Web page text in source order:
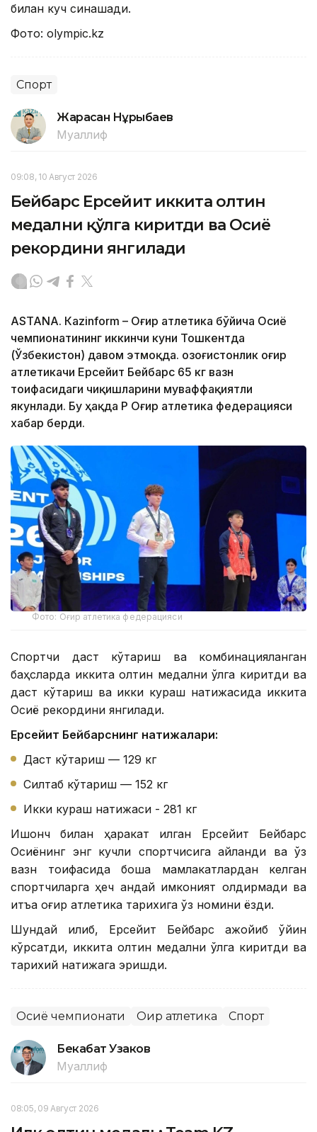
билан куч синашади.
Фото: olympic.kz
Спорт
Жарасқан Нұрыбаев
Муаллиф
09:08, 10 Август 2026
Бейбарс Ерсейит иккита олтин
медални қўлга киритди ва Осиё
рекордини янгилади
ASTANА. Кazinform – Оғир атлетика бўйича Осиё
чемпионатининг иккинчи куни Тошкентда
(Ўзбекистон) давом этмоқда. Қозоғистонлик оғир
атлетикачи Ерсейит Бейбарс 65 кг вазн
тоифасидаги чиқишларини муваффақиятли
якунлади. Бу ҳақда ҚР Оғир атлетика федерацияси
хабар берди.
Фото: Оғир атлетика федерацияси
Спортчи даст кўтариш ва комбинацияланган
баҳсларда иккита олтин медални қўлга киритди ва
даст кўтариш ва икки кураш натижасида иккита
Осиё рекордини янгилади.
Ерсейит Бейбарснинг натижалари:
Даст кўтариш — 129 кг
Силтаб кўтариш — 152 кг
Икки кураш натижаси - 281 кг
Ишонч билан ҳаракат қилган Ерсейит Бейбарс
Осиёнинг энг кучли спортчисига айланди ва ўз
вазн тоифасида бошқа мамлакатлардан келган
спортчиларга ҳеч қандай имконият қолдирмади ва
қитъа оғир атлетика тарихига ўз номини ёзди.
Шундай қилиб, Ерсейит Бейбарс ажойиб ўйин
кўрсатди, иккита олтин медални қўлга киритди ва
тарихий натижага эришди.
Осиё чемпионати Оғир атлетика Спорт
Бекабат Узаков
Муаллиф
08:05, 09 Август 2026